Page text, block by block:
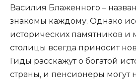
Василия Блаженного –
знакомы каждому. Однако
исторических памятников и
столицы всегда приносит
Гиды расскажут о богатой
страны, и пенсионеры могут